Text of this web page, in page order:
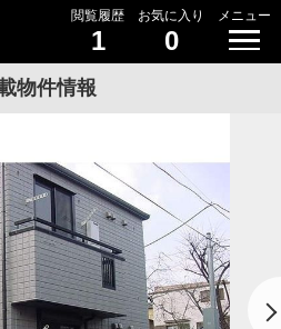
閲覧履歴
1
お気に入り
0
メニュー
物件情報